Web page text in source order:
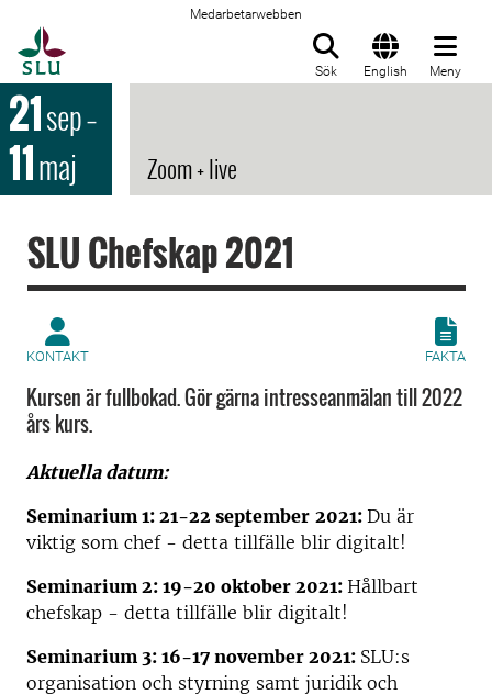
Medarbetarwebben
Sök English Meny
21sep–
11maj Zoom + live
SLU Chefskap 2021
KONTAKT FAKTA
Kursen är fullbokad. Gör gärna intresseanmälan till 2022
års kurs.
Aktuella datum:
Seminarium 1: 21-22 september 2021: Du är
viktig som chef - detta tillfälle blir digitalt!
Seminarium 2: 19-20 oktober 2021: Hållbart
chefskap - detta tillfälle blir digitalt!
Seminarium 3: 16-17 november 2021: SLU:s
organisation och styrning samt juridik och